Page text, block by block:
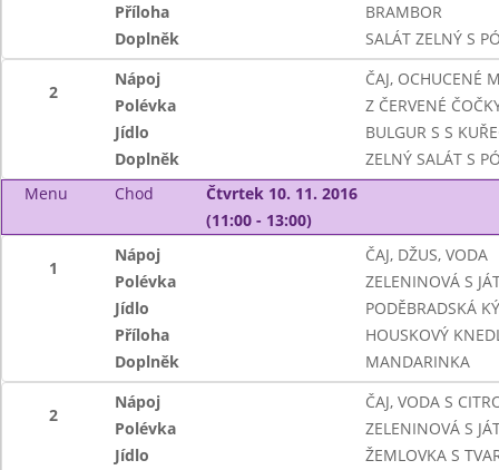
Příloha
BRAMBOR
Doplněk
SALÁT ZELNÝ S
2
Nápoj
ČAJ, OCHUCENÉ
Polévka
Z ČERVENÉ
Jídlo
BULGUR S S
Doplněk
ZELNÝ SALÁT S
Menu
Chod
Čtvrtek 10. 11. 2016
(11:00 - 13:00)
1
Nápoj
ČAJ, DŽUS, VODA
Polévka
ZELENINOVÁ S
Jídlo
PODĚBRADSKÁ
Příloha
HOUSKOVÝ
Doplněk
MANDARINKA
2
Nápoj
ČAJ, VODA S
Polévka
ZELENINOVÁ S
Jídlo
ŽEMLOVKA S